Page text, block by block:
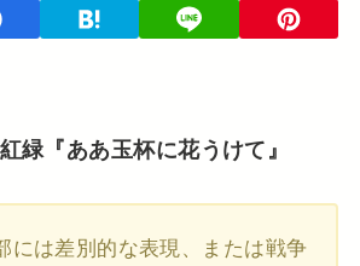
緑『ああ玉杯に花うけて』
には差別的な表現、または戦争